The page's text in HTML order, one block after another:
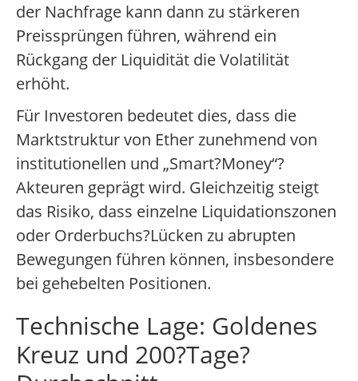
der Nachfrage kann dann zu stärkeren
Preissprüngen führen, während ein
Rückgang der Liquidität die Volatilität
erhöht.
Für Investoren bedeutet dies, dass die
Marktstruktur von Ether zunehmend von
institutionellen und „Smart?Money“?
Akteuren geprägt wird. Gleichzeitig steigt
das Risiko, dass einzelne Liquidationszonen
oder Orderbuchs?Lücken zu abrupten
Bewegungen führen können, insbesondere
bei gehebelten Positionen.
Technische Lage: Goldenes
Kreuz und 200?Tage?